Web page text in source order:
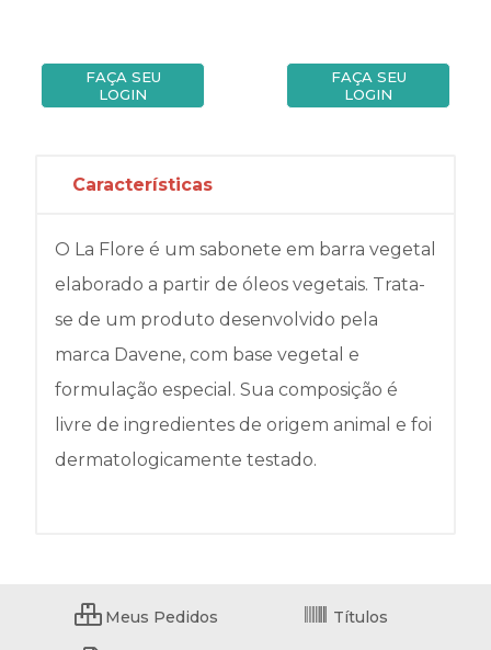
FAÇA SEU
LOGIN
FAÇA SEU
LOGIN
Características
O La Flore é um sabonete em barra vegetal
elaborado a partir de óleos vegetais. Trata-
se de um produto desenvolvido pela
marca Davene, com base vegetal e
formulação especial. Sua composição é
livre de ingredientes de origem animal e foi
dermatologicamente testado.
Meus Pedidos Títulos